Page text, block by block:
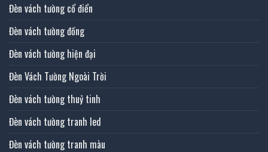
Đèn vách tường cổ điển
Đèn vách tường đồng
Đèn vách tường hiện đại
Đèn Vách Tường Ngoài Trời
Đèn vách tường thuỷ tinh
Đèn vách tường tranh led
Đèn vách tường tranh màu